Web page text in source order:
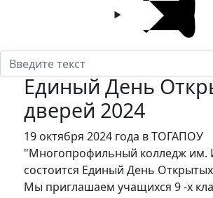
Единый День
дверей 2024
19 октября 2024 года в ТОГАПОУ
"Многопрофильный колледж им.
состоится Единый День
Мы приглашаем учащихся 9 -х